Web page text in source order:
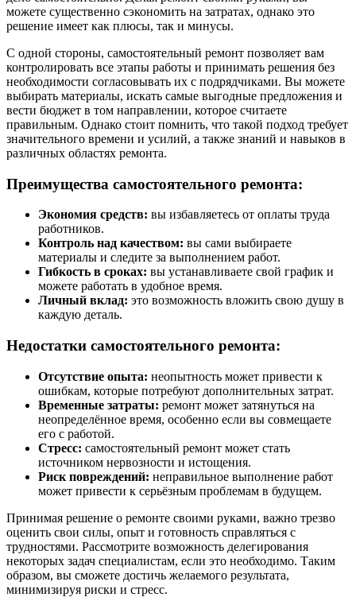
можете существенно сэкономить на затратах, однако это
решение имеет как плюсы, так и минусы.
С одной стороны, самостоятельный ремонт позволяет вам
контролировать все этапы работы и принимать решения без
необходимости согласовывать их с подрядчиками. Вы можете
выбирать материалы, искать самые выгодные предложения и
вести бюджет в том направлении, которое считаете
правильным. Однако стоит помнить, что такой подход требует
значительного времени и усилий, а также знаний и навыков в
различных областях ремонта.
Преимущества самостоятельного ремонта:
Экономия средств: вы избавляетесь от оплаты труда
работников.
Контроль над качеством: вы сами выбираете
материалы и следите за выполнением работ.
Гибкость в сроках: вы устанавливаете свой график и
можете работать в удобное время.
Личный вклад: это возможность вложить свою душу в
каждую деталь.
Недостатки самостоятельного ремонта:
Отсутствие опыта: неопытность может привести к
ошибкам, которые потребуют дополнительных затрат.
Временные затраты: ремонт может затянуться на
неопределённое время, особенно если вы совмещаете
его с работой.
Стресс: самостоятельный ремонт может стать
источником нервозности и истощения.
Риск повреждений: неправильное выполнение работ
может привести к серьёзным проблемам в будущем.
Принимая решение о ремонте своими руками, важно трезво
оценить свои силы, опыт и готовность справляться с
трудностями. Рассмотрите возможность делегирования
некоторых задач специалистам, если это необходимо. Таким
образом, вы сможете достичь желаемого результата,
минимизируя риски и стресс.